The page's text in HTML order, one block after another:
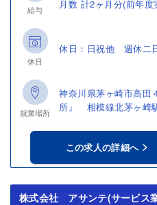
給与
月数 計2ヶ月分(前年度
休日
休日：日祝他 週休二
就業場所
神奈川県茅ヶ崎市高
所』 相模線北茅ヶ崎
この求人の詳細へ
株式会社 アサンテ(サービス